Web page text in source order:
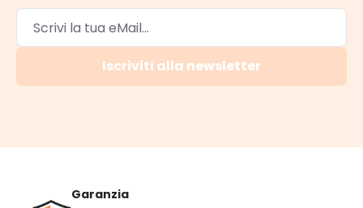
Iscriviti alla newsletter
Garanzia